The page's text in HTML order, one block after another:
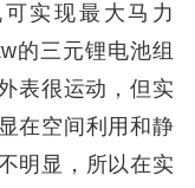
实现最大马力
的三元锂电池组
表很运动，但实
在空间利用和静
明显，所以在实